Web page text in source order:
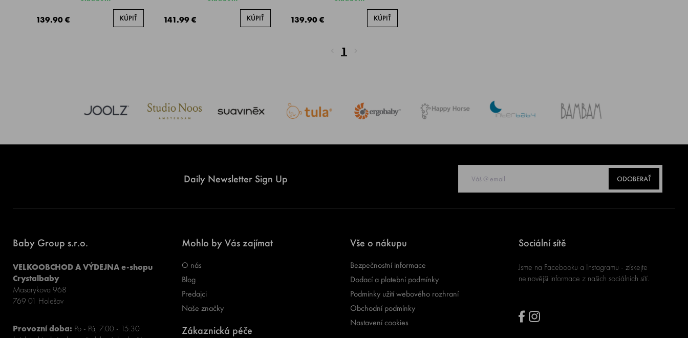
139.90 € KÚPIŤ 141.99 € KÚPIŤ 139.90 € KÚPIŤ
1
Daily Newsletter Sign Up ODOBERAŤ
Baby Group s.r.o.
VELKOOBCHOD A VÝDEJNA e-shopu
Crystalbaby
Masarykova 968
769 01 Holešov
Provozní doba: Po - Pá, 7:00 - 15:30
Mohlo by Vás zajímat
O nás
Blog
Predajci
Naše značky
Zákaznická péče
Vše o nákupu
Bezpečnostní informace
Dodací a platební podmínky
Podmínky užití webového rozhraní
Obchodní podmínky
Nastavení cookies
Sociální sítě
Jsme na Facebooku a Instagramu - získejte
nejnovější informace z našich sociálních sítí.